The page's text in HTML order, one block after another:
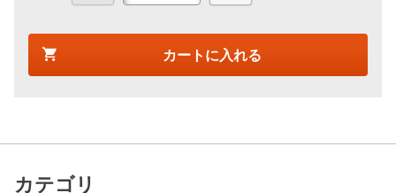
カートに入れる
カテゴリ